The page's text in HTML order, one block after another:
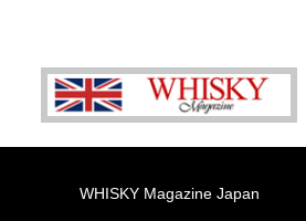
WHISKY Magazine Japan